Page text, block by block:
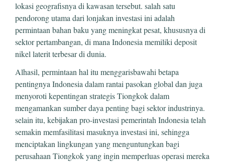
lokasi geografisnya di kawasan tersebut. salah satu
pendorong utama dari lonjakan investasi ini adalah
permintaan bahan baku yang meningkat pesat, khususnya di
sektor pertambangan, di mana Indonesia memiliki deposit
nikel laterit terbesar di dunia.
Alhasil, permintaan hal itu menggarisbawahi betapa
pentingnya Indonesia dalam rantai pasokan global dan juga
menyoroti kepentingan strategis Tiongkok dalam
mengamankan sumber daya penting bagi sektor industrinya.
selain itu, kebijakan pro-investasi pemerintah Indonesia telah
semakin memfasilitasi masuknya investasi ini, sehingga
menciptakan lingkungan yang menguntungkan bagi
perusahaan Tiongkok yang ingin memperluas operasi mereka